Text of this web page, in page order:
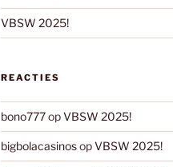
VBSW 2025!
REACTIES
bono777opVBSW 2025!
bigbolacasinosopVBSW 2025!